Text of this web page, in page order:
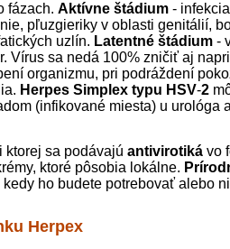
fázach. Aktívne štádium -
pľuzgieriky v oblasti genitálií,
uzlín. Latentné štádium -
Vírus sa nedá 100% zničiť aj
organizmu, pri podráždení
Herpes Simplex typu HSV-2
(infikované miesta) u urológa
ktorej sa podávajú antivirotiká vo
ktoré pôsobia lokálne.
ho budete potrebovať alebo
Herpex